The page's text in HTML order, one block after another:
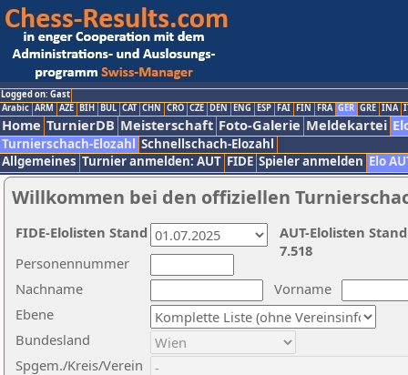
Logged on: Gast
Arabic ARM AZE BIH BUL CAT CHN CRO CZE DEN ENG ESP FAI FIN FRA GER GRE INA
Home TurnierDB Meisterschaft Foto-Galerie Meldekartei
Turnierschach-Elozahl Schnellschach-Elozahl
Allgemeines Turnier anmelden: AUT FIDE Spieler anmelden Elo
Willkommen bei den offiziellen
Nachname
Vorname
Ebene
Personennummer
Bundesland
Spgem./Kreis/Verein
AUT-Elolisten
7.518
FIDE-Elolisten Stand